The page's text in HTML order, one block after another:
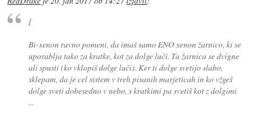
[
Bi-xenon ravno pomeni, da imaš samo ENO xenon žarnico, ki se
uporablja tako za kratke, kot za dolge luči. Ta žarnica se dvigne
ali spusti (ko vklopiš dolge luči). Ker ti dolge svetijo slabo,
sklepam, da je cel sistem v treh pisanih marjeticah in ko vžgeš
dolge sveti dobesedno v nebo, s kratkimi pa svetiš kot z dolgimi
...